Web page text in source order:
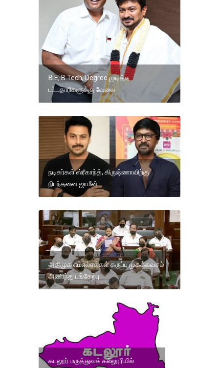
B.E, B.Tech, Degree முடித்த
பட்டதாரிகளுக்கு வேலை
நடிகர்கள் ஸ்ரீகாந்த், கிருஷ்ணாவிற்கு
நிபந்தனை ஜாமீன்
அதிமுக எம்எல்ஏக்கள் கருப்பு முகக்கவசம்
அணிந்து பங்கேற்பு
கடலூர் மருத்துவக் கல்லூரியில்